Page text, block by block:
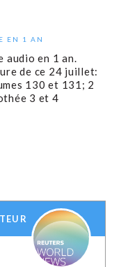
EN 1 AN
audio en 1 an.
de ce 24 juillet:
130 et 131; 2
3 et 4